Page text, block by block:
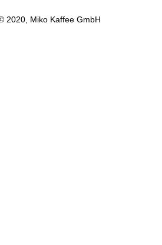
2020, Miko Kaffee GmbH